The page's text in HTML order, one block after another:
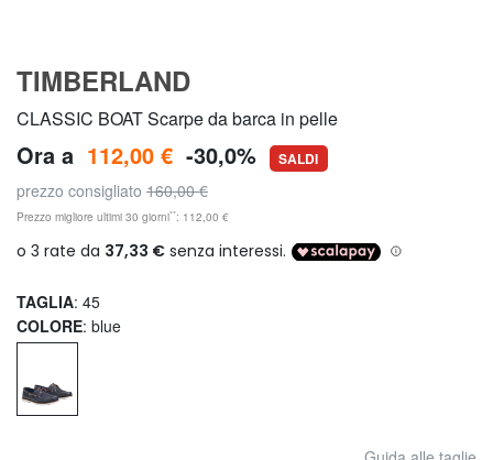
TIMBERLAND
CLASSIC BOAT Scarpe da barca in pelle
Ora a 112,00 € -30,0% SALDI
prezzo consigliato 160,00 €
Prezzo migliore ultimi 30 giorni**: 112,00 €
TAGLIA: 45
COLORE: blue